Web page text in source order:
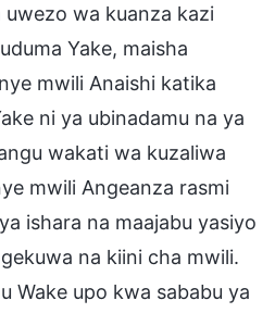
uwezo wa kuanza kazi
Yake, maisha
mwili Anaishi katika
ni ya ubinadamu na ya
wakati wa kuzaliwa
mwili Angeanza rasmi
ishara na maajabu yasiyo
na kiini cha mwili.
Wake upo kwa sababu ya